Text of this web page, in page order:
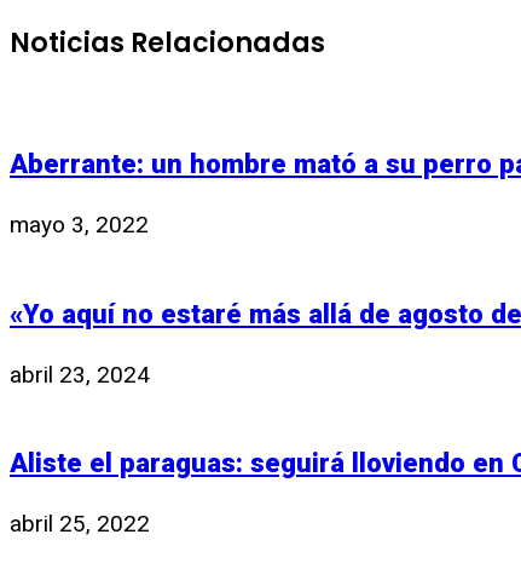
Noticias Relacionadas
Aberrante: un hombre mató a su perro
mayo 3, 2022
«Yo aquí no estaré más allá de agosto
abril 23, 2024
Aliste el paraguas: seguirá lloviendo en
abril 25, 2022